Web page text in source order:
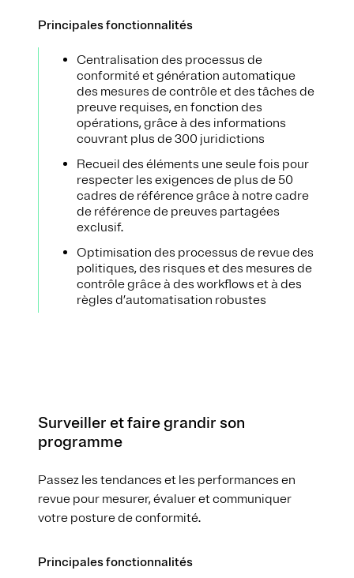
Principales fonctionnalités
Centralisation des processus de
conformité et génération automatique
des mesures de contrôle et des tâches de
preuve requises, en fonction des
opérations, grâce à des informations
couvrant plus de 300 juridictions
Recueil des éléments une seule fois pour
respecter les exigences de plus de 50
cadres de référence grâce à notre cadre
de référence de preuves partagées
exclusif.
Optimisation des processus de revue des
politiques, des risques et des mesures de
contrôle grâce à des workflows et à des
règles d’automatisation robustes
Surveiller et faire grandir son
programme
Passez les tendances et les performances en
revue pour mesurer, évaluer et communiquer
votre posture de conformité.
Principales fonctionnalités